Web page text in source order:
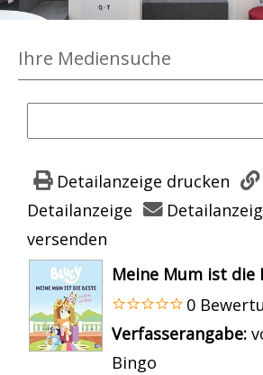
Ihre Mediensuche
Detailanzeige drucken
Detailanzeige
versenden
wird in neuem Tab
Meine Mum ist die
0
Suche nach
Verfasserangabe:
Bingo